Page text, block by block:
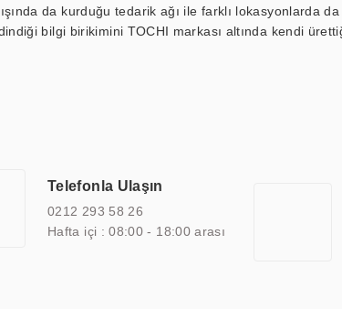
da kurduğu tedarik ağı ile farklı lokasyonlarda
bilgi birikimini TOCHI markası altında kendi
etik değerlere bağlı bir şekilde hareket etmektedir.
sürekli gelişimine katkı sağlamaktadır.
Telefonla Ulaşın
0212 293 58 26
Hafta içi : 08:00 - 18:00 arası